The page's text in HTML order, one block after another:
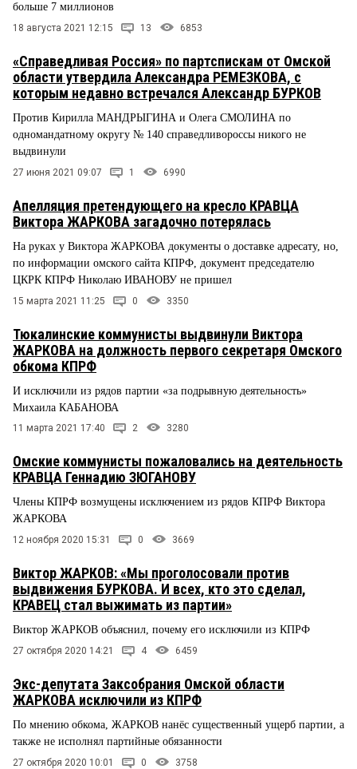
больше 7 миллионов
18 августа 2021 12:15 13 6853
«Справедливая Россия» по партспискам от Омской
области утвердила Александра РЕМЕЗКОВА, с
которым недавно встречался Александр БУРКОВ
Против Кирилла МАНДРЫГИНА и Олега СМОЛИНА по
одномандатному округу № 140 справедливороссы никого не
выдвинули
27 июня 2021 09:07 1 6990
Апелляция претендующего на кресло КРАВЦА
Виктора ЖАРКОВА загадочно потерялась
На руках у Виктора ЖАРКОВА документы о доставке адресату, но,
по информации омского сайта КПРФ, документ председателю
ЦКРК КПРФ Николаю ИВАНОВУ не пришел
15 марта 2021 11:25 0 3350
Тюкалинские коммунисты выдвинули Виктора
ЖАРКОВА на должность первого секретаря Омского
обкома КПРФ
И исключили из рядов партии «за подрывную деятельность»
Михаила КАБАНОВА
11 марта 2021 17:40 2 3280
Омские коммунисты пожаловались на деятельность
КРАВЦА Геннадию ЗЮГАНОВУ
Члены КПРФ возмущены исключением из рядов КПРФ Виктора
ЖАРКОВА
12 ноября 2020 15:31 0 3669
Виктор ЖАРКОВ: «Мы проголосовали против
выдвижения БУРКОВА. И всех, кто это сделал,
КРАВЕЦ стал выжимать из партии»
Виктор ЖАРКОВ объяснил, почему его исключили из КПРФ
27 октября 2020 14:21 4 6459
Экс-депутата Заксобрания Омской области
ЖАРКОВА исключили из КПРФ
По мнению обкома, ЖАРКОВ нанёс существенный ущерб партии, а
также не исполнял партийные обязанности
27 октября 2020 10:01 0 3758